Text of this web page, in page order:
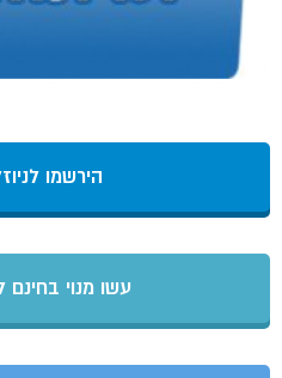
הירשמו
עשו מנוי